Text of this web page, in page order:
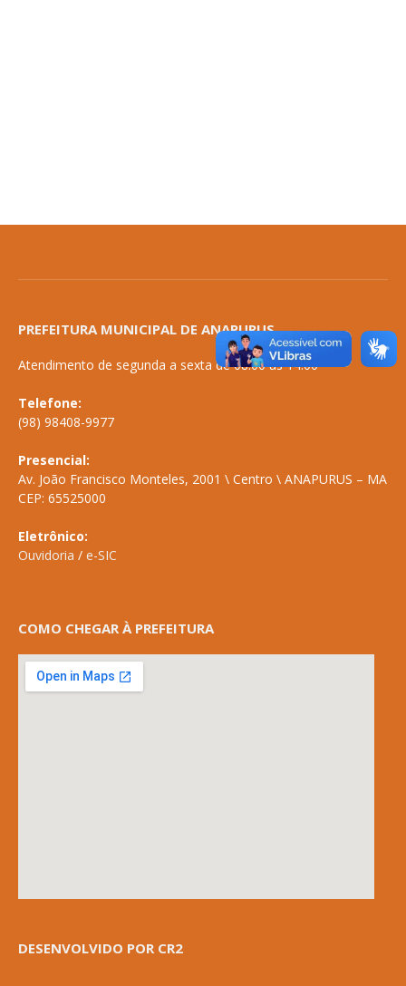
PREFEITURA MUNICIPAL DE ANAPURUS
Atendimento de segunda a sexta de 08:00 às 14:00
Telefone:
(98) 98408-9977
Presencial:
Av. João Francisco Monteles, 2001 \ Centro \ ANAPURUS – MA
CEP: 65525000
Eletrônico:
Ouvidoria / e-SIC
COMO CHEGAR À PREFEITURA
DESENVOLVIDO POR CR2